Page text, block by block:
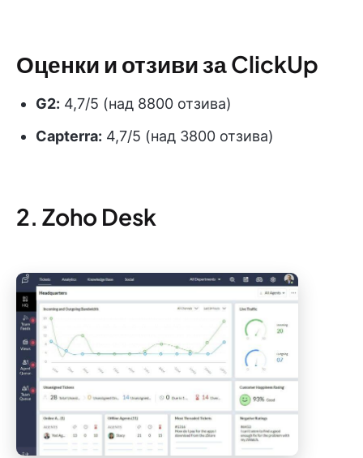
Оценки и отзиви за ClickUp
G2: 4,7/5 (над 8800 отзива)
Capterra: 4,7/5 (над 3800 отзива)
2. Zoho Desk